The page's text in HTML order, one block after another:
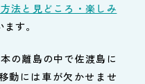
法と見どころ・楽しみ
す。
の離島の中で佐渡島に
動には車が欠かせませ